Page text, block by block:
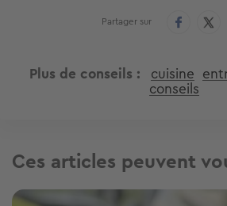
Partager sur
Plus de conseils cuisine
conseils
Ces articles peuvent
Image